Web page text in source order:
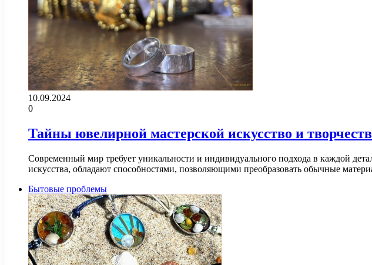
10.09.2024
0
Тайны ювелирной мастерской искусство и
Современный мир требует уникальности и индивидуального подхода в каждой
искусства, обладают способностями, позволяющими преобразовать обычные
Бытовые проблемы